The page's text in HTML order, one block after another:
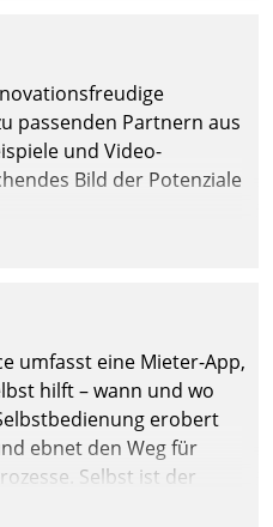
passenden Partnern aus
und Video-
Bild der Potenziale
umfasst eine Mieter-App,
hilft – wann und wo
erobert
ebnet den Weg für
Selbst ist der